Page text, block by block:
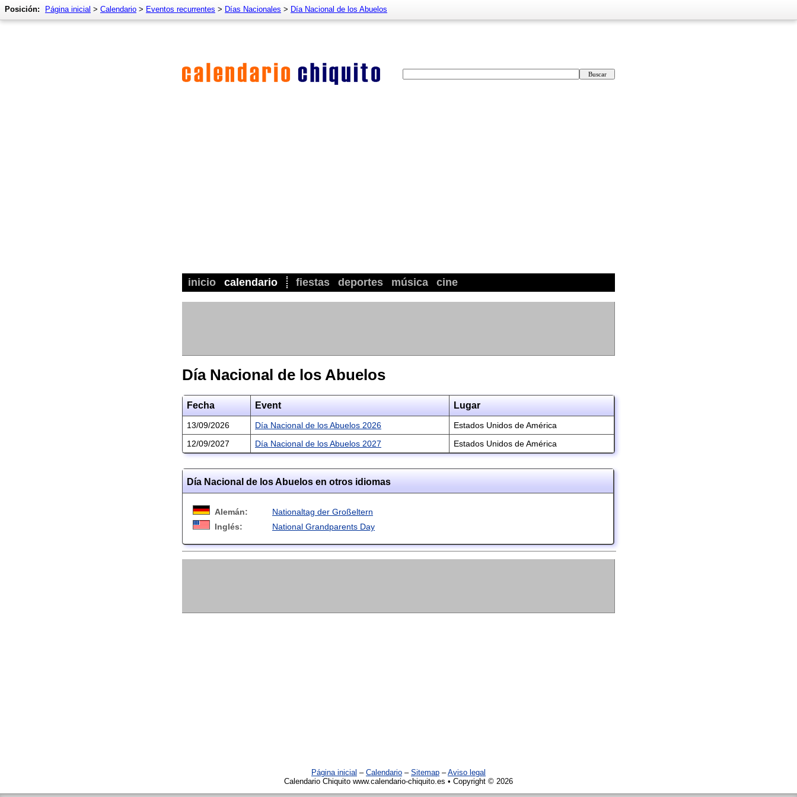
inicio calendario fiestas deportes música cine
Posición: Página inicial > Calendario > Eventos recurrentes > Días Nacionales > Día Nacional de los Abuelos
Día Nacional de los Abuelos
Fecha Event Lugar
13/09/2026 Día Nacional de los Abuelos 2026
Estados Unidos de América
12/09/2027
Día Nacional de los Abuelos 2027 Estados Unidos de América
Día Nacional de los Abuelos en otros idiomas
Alemán:
Nationaltag der Großeltern
Inglés:
National Grandparents Day
Página inicial – Calendario – Sitemap –Aviso legal
Calendario Chiquito www.calendario-chiquito.es • Copyright © 2026